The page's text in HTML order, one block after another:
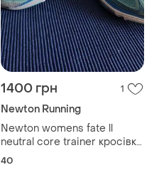
1400 грн 1
Newton Running
Newton womens fate ll
neutral core trainer кросівки
жіночі
40